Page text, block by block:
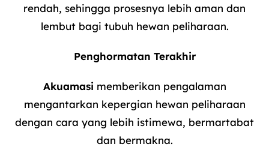
rendah, sehingga prosesnya lebih aman dan
lembut bagi tubuh hewan peliharaan.
Penghormatan Terakhir
Akuamasi memberikan pengalaman
mengantarkan kepergian hewan peliharaan
dengan cara yang lebih istimewa, bermartabat
dan bermakna.